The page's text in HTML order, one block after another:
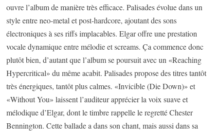
ouvre l’album de manière très efficace. Palisades évolue dans un
style entre neo-metal et post-hardcore, ajoutant des sons
électroniques à ses riffs implacables. Elgar offre une prestation
vocale dynamique entre mélodie et screams. Ça commence donc
plutôt bien, d’autant que l’album se poursuit avec un «Reaching
Hypercritical» du même acabit. Palisades propose des titres tantôt
très énergiques, tantôt plus calmes. «Invicible (Die Down)» et
«Without You» laissent l’auditeur apprécier la voix suave et
mélodique d’Elgar, dont le timbre rappelle le regretté Chester
Bennington. Cette ballade a dans son chant, mais aussi dans sa